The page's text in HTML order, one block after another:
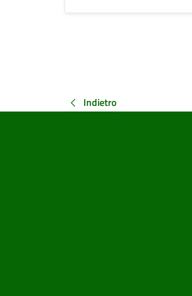
Indietro